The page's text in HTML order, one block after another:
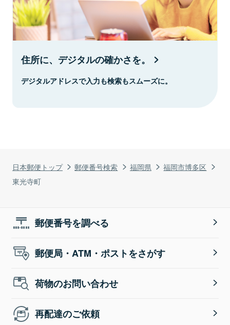
日本郵便トップ 郵便番号検索 福岡県
福岡市博多区
東光寺町
住所に、デジタルの確かさを。
デジタルアドレスで入力も検索もスムーズに。
郵便番号を調べる
郵便局・ATM・ポストをさがす
荷物のお問い合わせ
再配達のご依頼